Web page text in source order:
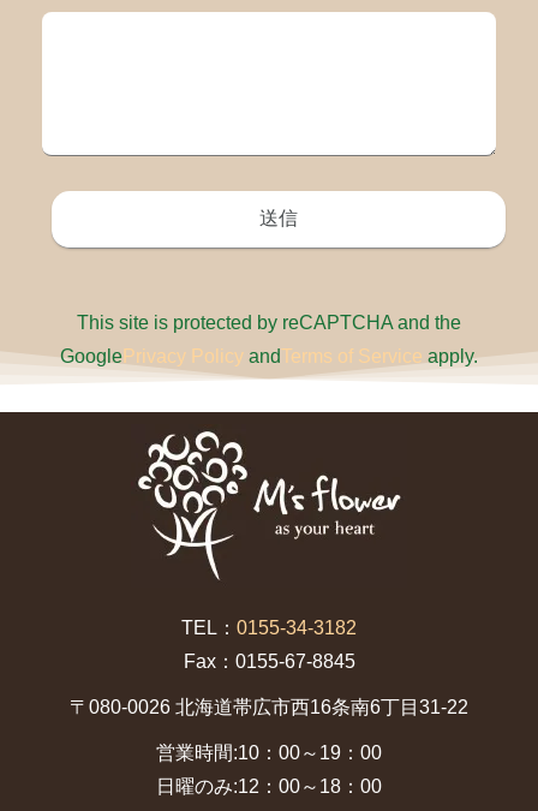
This site is protected by reCAPTCHA and the
GooglePrivacy Policy andTerms of Service apply.
TEL： 0155-34-3182
Fax：0155-67-8845
〒080-0026 北海道帯広市西16条南6丁目31-22
営業時間:10：00～19：00
日曜のみ:12：00～18：00